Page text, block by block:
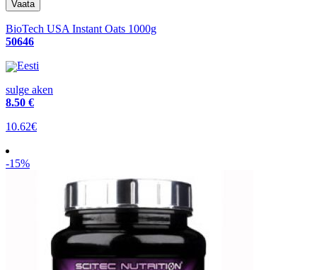
BioTech USA Instant Oats 1000g
50646
Eesti
sulge aken
8.50 €
10.62€
-15%